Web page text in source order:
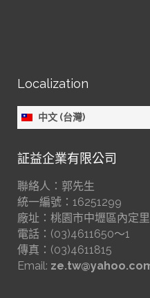
Localization
中文 (台灣)
証益企業有限公司
聯絡人：郭先生
統一編號：16251299
廠址：桃園市中壢區內定
電話：(03)4611650～1
傳真：(03)4611815
Email: